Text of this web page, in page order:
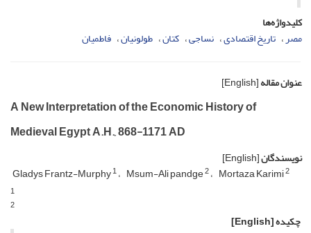
کلیدواژه‌ها
مصر تاریخ اقتصادى نساجى کتان طولونیان فاطمیان
عنوان مقاله[English]
A New Interpretation of the Economic History of
Medieval Egypt A.H., 868-1171 AD
نویسندگان[English]
Gladys Frantz-Murphy1 Msum-Ali pandge2 Mortaza Karimi2
1
2
چکیده[English]